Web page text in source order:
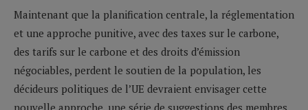
Maintenant que la planification centrale, la réglementation
et une approche punitive, avec des taxes sur le carbone,
des tarifs sur le carbone et des droits d’émission
négociables, perdent le soutien de la population, les
décideurs politiques de l’UE devraient envisager cette
nouvelle approche, une série de suggestions des membres